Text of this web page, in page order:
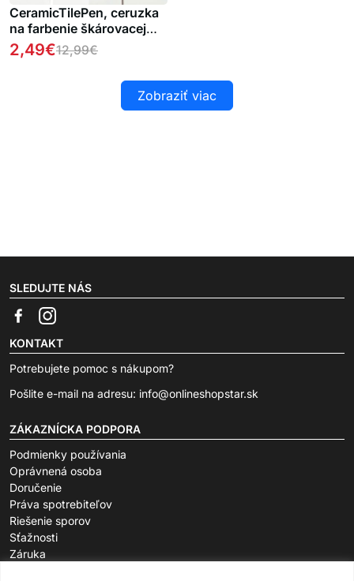
CeramicTilePen, ceruzka
na farbenie škárovacej
malty
2,49€12,99€
Zobraziť viac
SLEDUJTE NÁS
KONTAKT
Potrebujete pomoc s nákupom?
Pošlite e-mail na adresu: info@onlineshopstar.sk
ZÁKAZNÍCKA PODPORA
Podmienky používania
Oprávnená osoba
Doručenie
Práva spotrebiteľov
Riešenie sporov
Sťažnosti
Záruka